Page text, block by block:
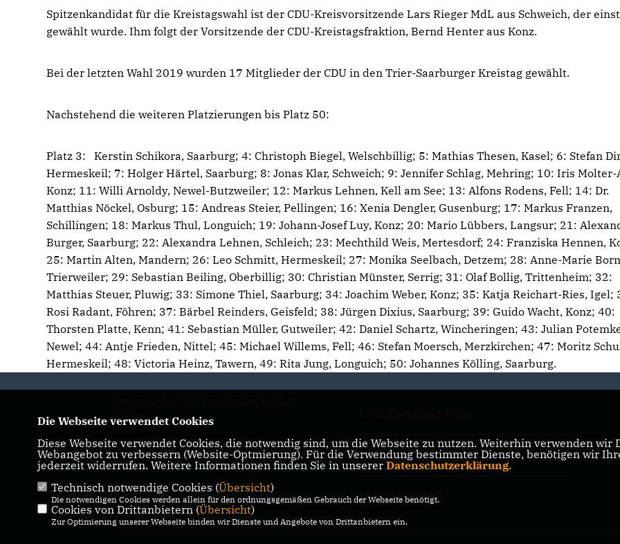
Spitzenkandidat für die Kreistagswahl ist der CDU-Kreisvorsitzende Lars Rieger MdL aus Schweich, der
gewählt wurde. Ihm folgt der Vorsitzende der CDU-Kreistagsfraktion, Bernd Henter aus Konz.
Bei der letzten Wahl 2019 wurden 17 Mitglieder der CDU in den Trier-Saarburger Kreistag gewählt.
Nachstehend die weiteren Platzierungen bis Platz 50:
Platz 3: Kerstin Schikora, Saarburg; 4: Christoph Biegel, Welschbillig; 5: Mathias Thesen, Kasel; 6: Stefan
Hermeskeil; 7: Holger Härtel, Saarburg; 8: Jonas Klar, Schweich; 9: Jennifer Schlag, Mehring; 10: Iris Molter-
Konz; 11: Willi Arnoldy, Newel-Butzweiler; 12: Markus Lehnen, Kell am See; 13: Alfons Rodens, Fell; 14: Dr.
Matthias Nöckel, Osburg; 15: Andreas Steier, Pellingen; 16: Xenia Dengler, Gusenburg; 17: Markus Franzen,
Schillingen; 18: Markus Thul, Longuich; 19: Johann-Josef Luy, Konz; 20: Mario Lübbers, Langsur; 21:
Burger, Saarburg; 22: Alexandra Lehnen, Schleich; 23: Mechthild Weis, Mertesdorf; 24: Franziska Hennen,
25: Martin Alten, Mandern; 26: Leo Schmitt, Hermeskeil; 27: Monika Seelbach, Detzem; 28: Anne-Marie
Trierweiler; 29: Sebastian Beiling, Oberbillig; 30: Christian Münster, Serrig; 31: Olaf Bollig, Trittenheim; 32:
Matthias Steuer, Pluwig; 33: Simone Thiel, Saarburg; 34: Joachim Weber, Konz; 35: Katja Reichart-Ries, Igel;
Rosi Radant, Föhren; 37: Bärbel Reinders, Geisfeld; 38: Jürgen Dixius, Saarburg; 39: Guido Wacht, Konz; 40:
Thorsten Platte, Kenn; 41: Sebastian Müller, Gutweiler; 42: Daniel Schartz, Wincheringen; 43: Julian
Newel; 44: Antje Frieden, Nittel; 45: Michael Willems, Fell; 46: Stefan Moersch, Merzkirchen; 47: Moritz
Hermeskeil; 48: Victoria Heinz, Tawern, 49: Rita Jung, Longuich; 50: Johannes Kölling, Saarburg.
IMPRESSUM
DATENSCHUTZ
KONTAKT
CDU Deutschlands
Lars Rieger MdL
Die Webseite verwendet Cookies
Diese Webseite verwendet Cookies, die notwendig sind, um die Webseite zu nutzen. Weiterhin verwenden
Webangebot zu verbessern (Website-Optmierung). Für die Verwendung bestimmter Dienste, benötigen wir
jederzeit widerrufen. Weitere Informationen finden Sie in unserer Datenschutzerklärung.
Technisch notwendige Cookies (Übersicht)
Die notwendigen Cookies werden allein für den ordnungsgemäßen Gebrauch der Webseite benötigt.
Cookies von Drittanbietern (Übersicht)
Zur Optimierung unserer Webseite binden wir Dienste und Angebote von Drittanbietern ein.